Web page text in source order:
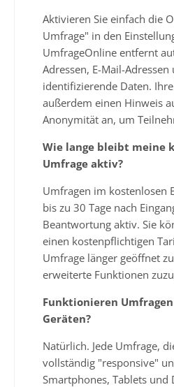
Aktivieren Sie einfach die
Umfrage" in den
UmfrageOnline entfernt
Adressen, E-Mail-
identifizierende Daten.
außerdem einen Hinweis
Anonymität an, um
Wie lange bleibt meine
Umfrage aktiv?
Umfragen im kostenlosen
bis zu 30 Tage nach
Beantwortung aktiv. Sie
einen kostenpflichtigen
Umfrage länger geöffnet
erweiterte Funktionen
Funktionieren
Geräten?
Natürlich. Jede Umfrage,
vollständig "responsive"
Smartphones, Tablets und